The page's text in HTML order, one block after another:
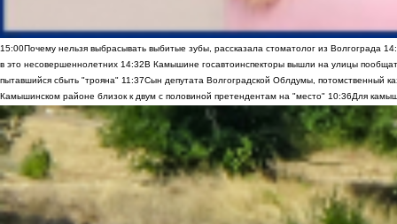
15:00Почему нельзя выбрасывать выбитые зубы, рассказала стоматолог из Волгограда
в это несовершеннолетних 14:32В Камышине госавтоинспекторы вышли на улицы
пытавшийся сбыть "трояна" 11:37Сын депутата Волгоградской Облдумы, потомственный
Камышинском районе близок к двум с половиной претендентам на "место" 10:36Для